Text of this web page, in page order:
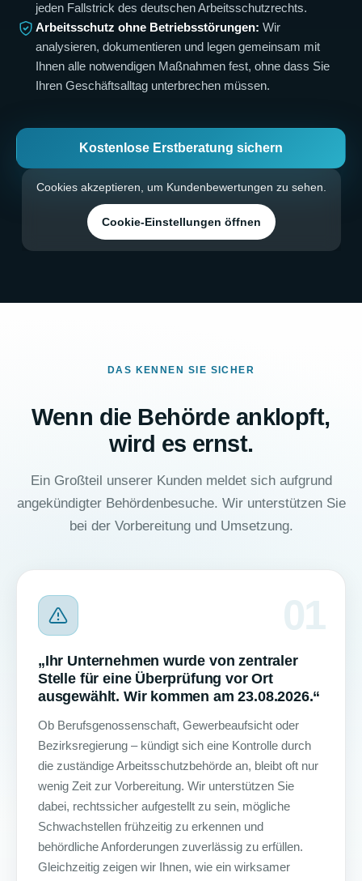
jeden Fallstrick des deutschen Arbeitsschutzrechts.
Arbeitsschutz ohne Betriebsstörungen: Wir
analysieren, dokumentieren und legen gemeinsam mit
Ihnen alle notwendigen Maßnahmen fest, ohne dass Sie
Ihren Geschäftsalltag unterbrechen müssen.
Kostenlose Erstberatung sichern
Cookies akzeptieren, um Kundenbewertungen zu sehen.
Cookie-Einstellungen öffnen
DAS KENNEN SIE SICHER
Wenn die Behörde anklopft,
wird es ernst.
Ein Großteil unserer Kunden meldet sich aufgrund
angekündigter Behördenbesuche. Wir unterstützen Sie
bei der Vorbereitung und Umsetzung.
01
„Ihr Unternehmen wurde von zentraler
Stelle für eine Überprüfung vor Ort
ausgewählt. Wir kommen am 23.08.2026.“
Ob Berufsgenossenschaft, Gewerbeaufsicht oder
Bezirksregierung – kündigt sich eine Kontrolle durch
die zuständige Arbeitsschutzbehörde an, bleibt oft nur
wenig Zeit zur Vorbereitung. Wir unterstützen Sie
dabei, rechtssicher aufgestellt zu sein, mögliche
Schwachstellen frühzeitig zu erkennen und
behördliche Anforderungen zuverlässig zu erfüllen.
Gleichzeitig zeigen wir Ihnen, wie ein wirksamer